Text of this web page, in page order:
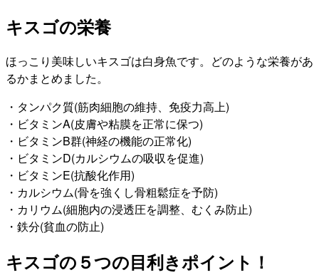
キスゴの栄養
ほっこり美味しいキスゴは白身魚です。どのような栄養があ
るかまとめました。
・タンパク質(筋肉細胞の維持、免疫力高上)
・ビタミンA(皮膚や粘膜を正常に保つ)
・ビタミンB群(神経の機能の正常化)
・ビタミンD(カルシウムの吸収を促進)
・ビタミンE(抗酸化作用)
・カルシウム(骨を強くし骨粗鬆症を予防)
・カリウム(細胞内の浸透圧を調整、むくみ防止)
・鉄分(貧血の防止)
キスゴの５つの目利きポイント！